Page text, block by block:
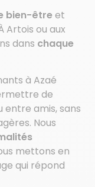
bien-être et
Artois ou aux
dans chaque
à Azaé
de
entre amis, sans
Nous
mettons en
qui répond